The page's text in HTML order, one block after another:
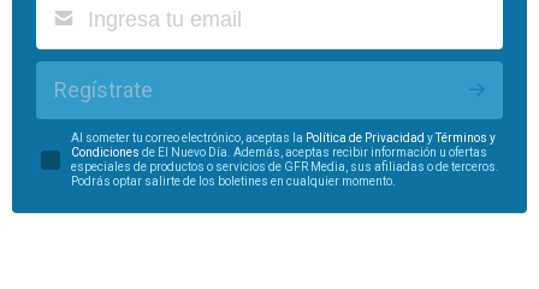
Regístrate
Al someter tu correo electrónico, aceptas la Política de Privacidad yTérminos y
Condiciones de El Nuevo Día. Además, aceptas recibir información u ofertas
especiales de productos o servicios de GFR Media, sus afiliadas o de terceros.
Podrás optar salirte de los boletines en cualquier momento.